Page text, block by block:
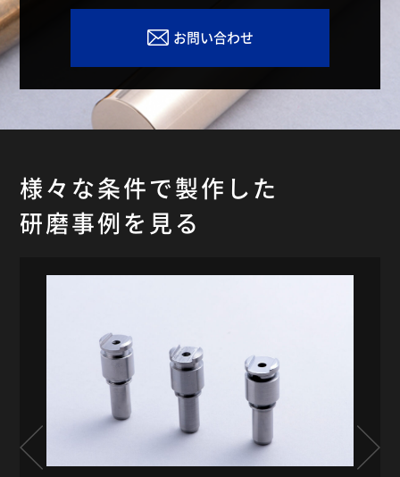
お問い合わせ
様々な条件で製作した
研磨事例を見る